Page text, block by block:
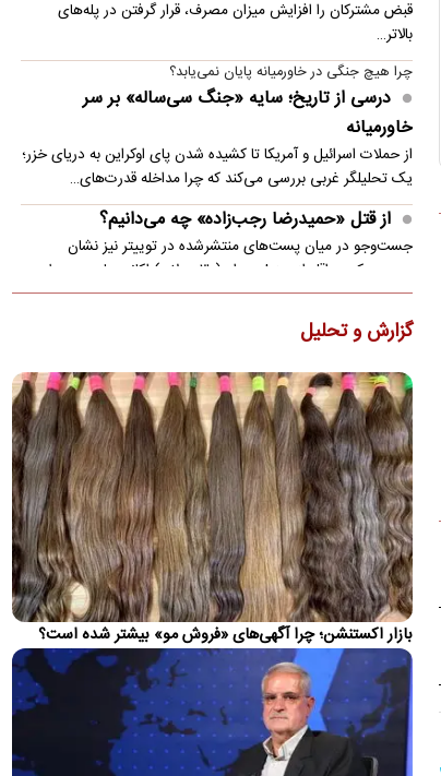
قبض مشترکان را افزایش میزان مصرف، قرار گرفتن در پله‌های
بالاتر…
چرا هیچ جنگی در خاورمیانه پایان نمی‌یابد؟
درسی از تاریخ؛ سایه «جنگ سی‌ساله» بر سر
خاورمیانه
از حملات اسرائیل و آمریکا تا کشیده شدن پای اوکراین به دریای خزر؛
یک تحلیلگر غربی بررسی می‌کند که چرا مداخله قدرت‌های…
از قتل «حمیدرضا رجب‌زاده» چه می‌دانیم؟
جست‌وجو در میان پست‌های منتشرشده در توییتر نیز نشان
می‌دهد که حداقل از روز ۸ مرداد (۳۰ جولای) اکانت‌هایی مربوط به…
اختلال دوباره در سیستم ملی برق و شرایط نامساعد جوی، شبکه
تصاویر؛ حلیمه‌جان، عروس دریاچه‌های گیلان
ویژگی شاخص دریاچه عروس، تغییر رنگ سطح آب در طول روز
است. در ساعات آرام صبح، لایه‌ای از جلبک‌های طبیعی سطح دریاچه
را…
تصاویر؛ «عینک» رشت؛ نگین طبیعی در قلب شهر
تالاب «عینک» جاذبه ای طبیعی و زیبا در غرب رشت از مدتی قبل در
مسیر احیا قرار گرفته‌است؛ این تالاب چشم نواز در وسط شهر…
دست‌نوشته شهید علی لاریجانی در اربعین ۱۴۰۳:
پزشکیان عملاً جریان تندرو را خلع سلاح کرد
شهید علی لاریجانی در بخشی از این دست‌نوشته‌ها یادآور شده:
امروز عصر مجلس به تمام وزرا رأی اعتماد داد. نوع دفاع…
آینده تنگه هرمز از نگاه احمد زیدآبادی/ یک سخن،
دو منظور
گزارش و تحلیل
بازار اکستنشن؛ چرا آگهی‌های «فروش مو» بیشتر شده است؟